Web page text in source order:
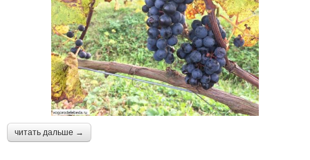
читать дальше →